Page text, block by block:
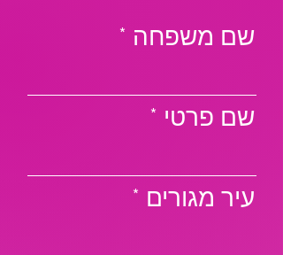
שם משפחה
שם פרטי
עיר מגורים